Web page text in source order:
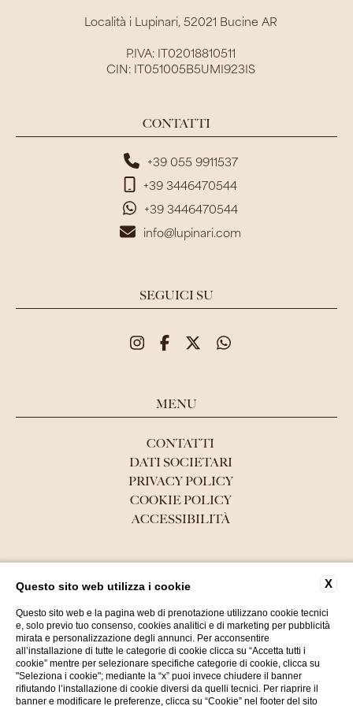
Località i Lupinari, 52021 Bucine AR
P.IVA: IT02018810511
CIN: IT051005B5UMI923IS
CONTATTI
+39 055 9911537
+39 3446470544
+39 3446470544
info@lupinari.com
SEGUICI SU
MENU
CONTATTI
DATI SOCIETARI
PRIVACY POLICY
COOKIE POLICY
ACCESSIBILITÀ
WEBSITE BY BLASTNESS
X
Questo sito web utilizza i cookie
Questo sito web e la pagina web di prenotazione utilizzano cookie tecnici
e, solo previo tuo consenso, cookies analitici e di marketing per pubblicità
mirata e personalizzazione degli annunci. Per acconsentire
all’installazione di tutte le categorie di cookie clicca su “Accetta tutti i
cookie” mentre per selezionare specifiche categorie di cookie, clicca su
"Seleziona i cookie"; mediante la “x” puoi invece chiudere il banner
rifiutando l’installazione di cookie diversi da quelli tecnici. Per riaprire il
banner e modificare le preferenze, clicca su “Cookie” nel footer del sito